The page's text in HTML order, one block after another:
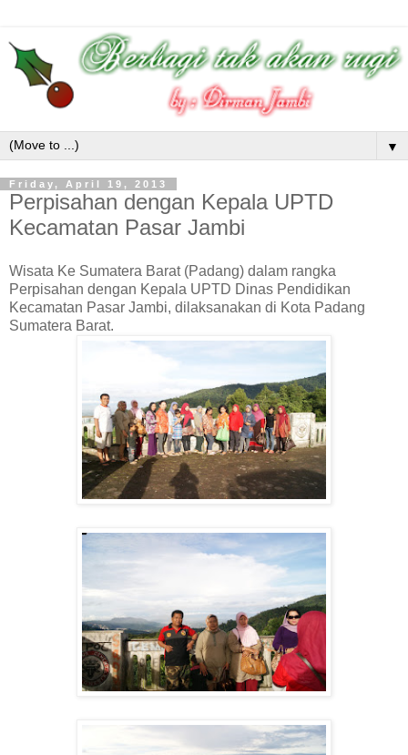
▼
Friday, April 19, 2013
Perpisahan dengan Kepala UPTD
Kecamatan Pasar Jambi
Wisata Ke Sumatera Barat (Padang) dalam rangka
Perpisahan dengan Kepala UPTD Dinas Pendidikan
Kecamatan Pasar Jambi, dilaksanakan di Kota Padang
Sumatera Barat.